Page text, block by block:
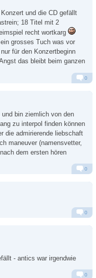
und die CD gefällt
18 Titel mit 2
recht wortkarg
grosses Tuch was vor
für den Konzertbeginn
das bleibt beim ganzen
0
bin ziemlich von den
zu interpol finden können
die admirierende liebschaft
maneuver (namensvetter,
dem ersten hören
0
0
- antics war irgendwie
0